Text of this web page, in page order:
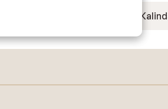
Résidence CGH